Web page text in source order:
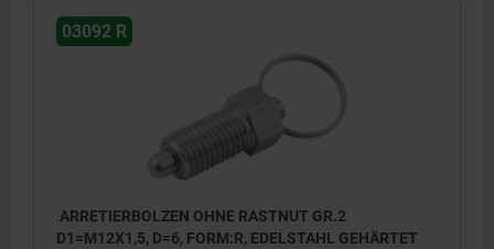
03092 R
ARRETIERBOLZEN OHNE RASTNUT GR.2
D1=M12X1,5, D=6, FORM:R, EDELSTAHL GEHÄRTET